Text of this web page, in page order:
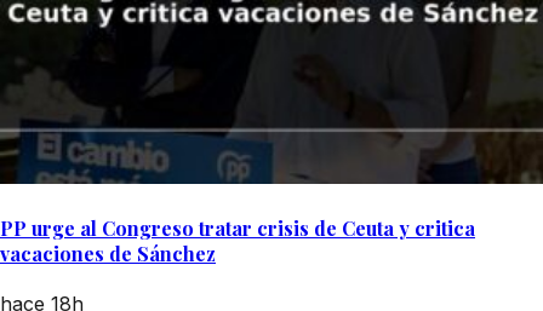
PP urge al Congreso tratar crisis de Ceuta y critica
vacaciones de Sánchez
hace 18h